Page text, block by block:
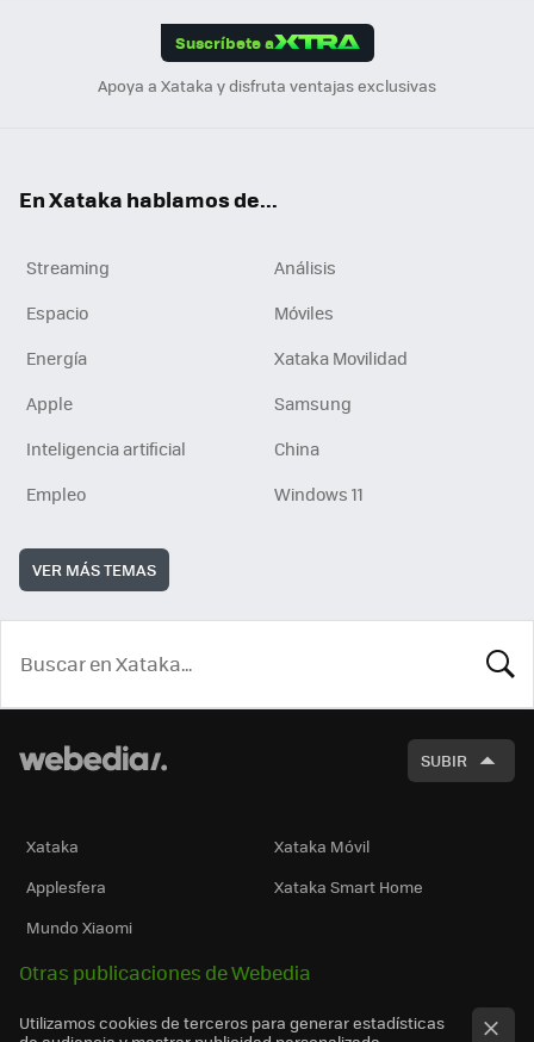
Suscríbete a
Apoya a Xataka y disfruta ventajas exclusivas
En Xataka hablamos de...
Streaming
Análisis
Espacio
Móviles
Energía
Xataka Movilidad
Apple
Samsung
Inteligencia artificial
China
Empleo
Windows 11
VER MÁS TEMAS
SUBIR
Xataka
Xataka Móvil
Applesfera
Xataka Smart Home
Mundo Xiaomi
Otras publicaciones de Webedia
Utilizamos cookies de terceros para generar estadísticas